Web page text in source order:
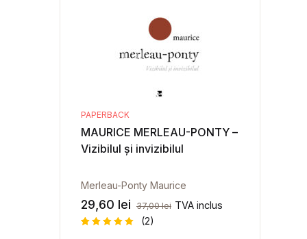
PAPERBACK
MAURICE MERLEAU-PONTY –
Vizibilul și invizibilul
Merleau-Ponty Maurice
29,60 lei 37,00lei TVA inclus
(2)